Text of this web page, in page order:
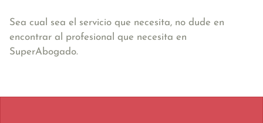
Sea cual sea el servicio que necesita, no dude en
encontrar al profesional que necesita en
SuperAbogado.